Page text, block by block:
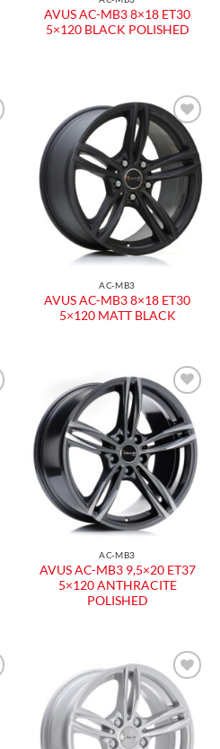
AVUS AC-MB3 8×18 ET30
5×120 BLACK POLISHED
AC-MB3
AVUS AC-MB3 8×18 ET30
5×120 MATT BLACK
AC-MB3
AVUS AC-MB3 9,5×20 ET37
5×120 ANTHRACITE
POLISHED